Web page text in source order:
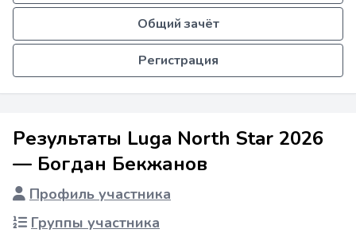
Общий зачёт
Регистрация
Результаты Luga North Star 2026
— Богдан Бекжанов
Профиль участника
Группы участника